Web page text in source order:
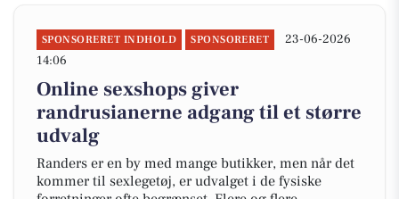
SPONSORERET INDHOLD SPONSORERET
23-06-2026
14:06
Online sexshops giver
randrusianerne adgang til et større
udvalg
Randers er en by med mange butikker, men når det
kommer til sexlegetøj, er udvalget i de fysiske